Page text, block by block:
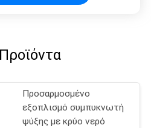
Προσαρμοσμένο
εξοπλισμό συμπυκνωτή
ψύξης με κρύο νερό